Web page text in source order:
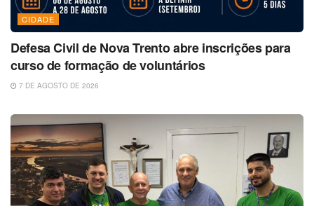
CIDADE
Defesa Civil de Nova Trento abre inscrições para
curso de formação de voluntários
7 DE AGOSTO DE 2026